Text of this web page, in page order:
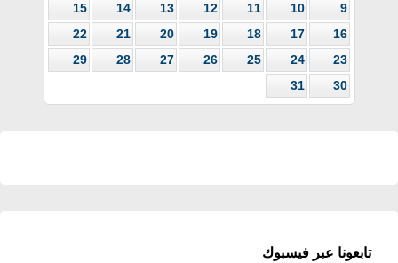
9
10
11
12
13
14
15
16
17
18
19
20
21
22
23
24
25
26
27
28
29
30
31
تابعونا عبر فيسبوك